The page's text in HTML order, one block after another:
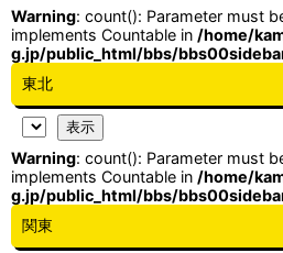
Warning: count(): Parameter must
implements Countable in /home/
g.jp/public_html/bbs/
東北
Warning: count(): Parameter must
implements Countable in /home/
g.jp/public_html/bbs/
関東